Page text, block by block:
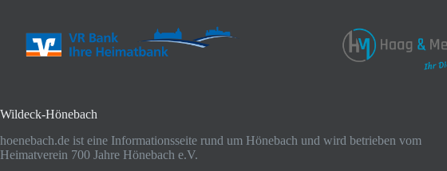
Wildeck-Hönebach
hoenebach.de ist eine Informationsseite rund um Hönebach und wird betrieben vom
Heimatverein 700 Jahre Hönebach e.V.